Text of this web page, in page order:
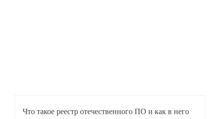
Что такое реестр отечественного ПО и как в него